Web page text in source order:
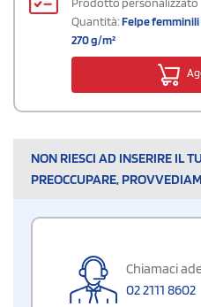
Quantità:Felpe
270 g/m²
NON RIESCI AD INSERIRE IL
PREOCCUPARE,
Chiamaci
02 2111 8602